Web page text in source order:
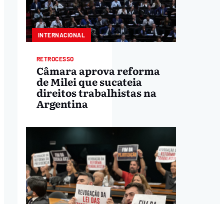
INTERNACIONAL
RETROCESSO
Câmara aprova reforma
de Milei que sucateia
direitos trabalhistas na
Argentina